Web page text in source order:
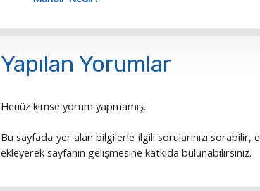
Yapılan Yorumlar
Henüz kimse yorum yapmamış.
Bu sayfada yer alan bilgilerle ilgili sorularınızı
ekleyerek sayfanın gelişmesine katkıda bulunabilirsiniz.